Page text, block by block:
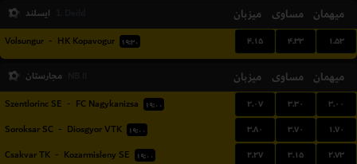
ایسلند میزبان مساوی میهمان
Volsungur - HK Kopavogur ۱۹:۳۰ ۴.۱۵ ۴.۳۳ ۱.۵۳
مجارستان میزبان مساوی میهمان
Szentlorinc SE - FC Nagykanizsa ۱۹:۰۰ ۲.۰۷ ۳.۳۰ ۳.۰۰
Soroksar SC - Diosgyor VTK ۱۹:۰۰ ۳.۸۰ ۳.۷۰ ۱.۷۰
Csakvar TK - Kozarmisleny SE ۱۹:۰۰ ۲.۲۷ ۳.۱۵ ۲.۷۳